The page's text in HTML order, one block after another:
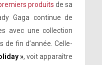
produits de sa
Gaga continue de
avec une collection
fin d’année. Celle-
», voit apparaître